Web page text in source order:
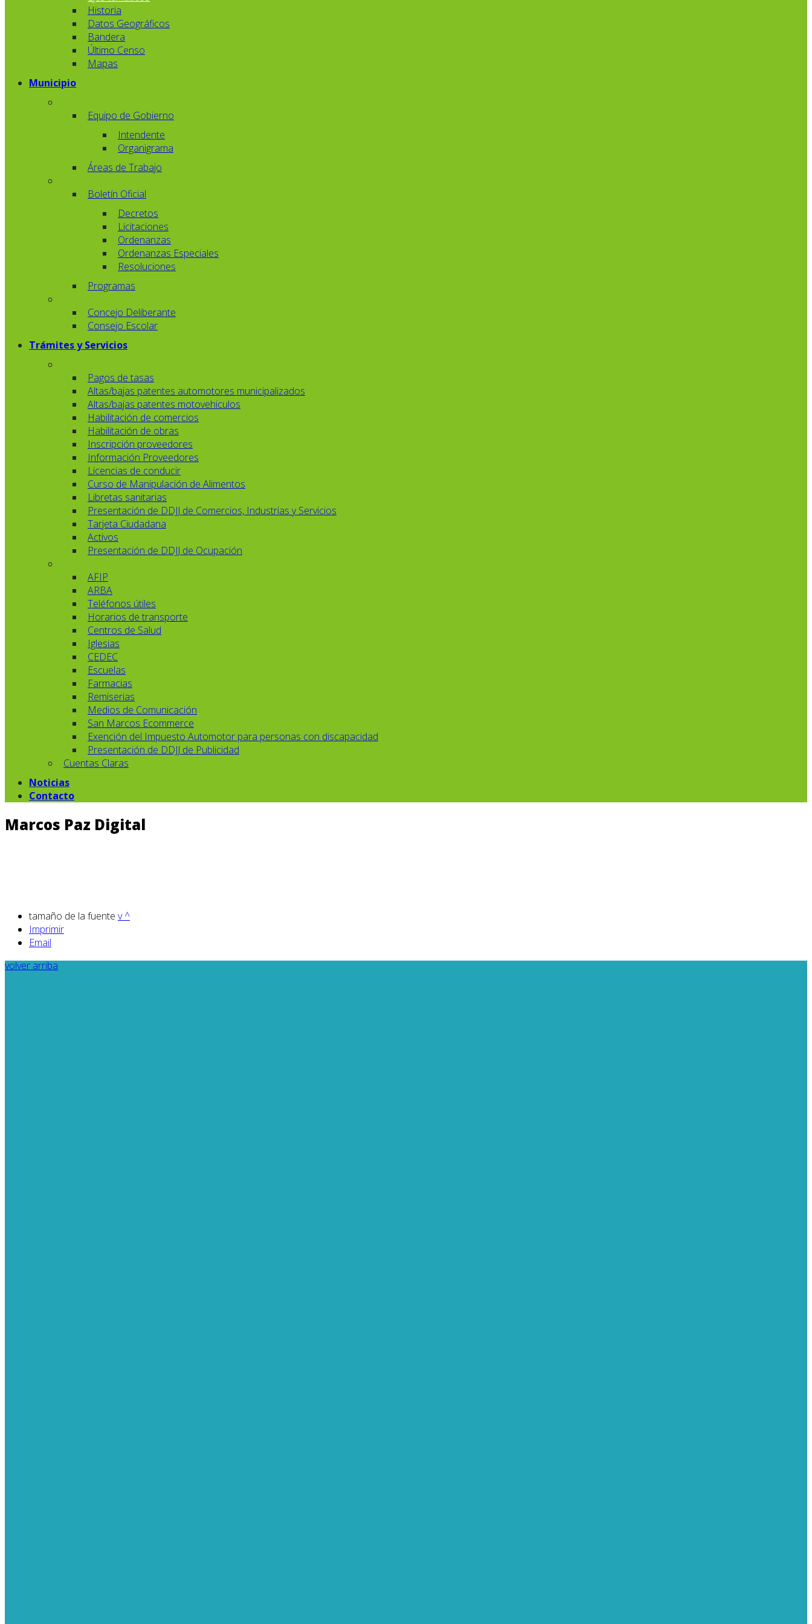
Historia
Datos Geográficos
Bandera
Último Censo
Mapas
Municipio
Equipo de Gobierno
Intendente
Organigrama
Áreas de Trabajo
Boletín Oficial
Decretos
Licitaciones
Ordenanzas
Ordenanzas Especiales
Resoluciones
Programas
Concejo Deliberante
Consejo Escolar
Trámites y Servicios
Pagos de tasas
Altas/bajas patentes automotores municipalizados
Altas/bajas patentes motovehiculos
Habilitación de comercios
Habilitación de obras
Inscripción proveedores
Información Proveedores
Licencias de conducir
Curso de Manipulación de Alimentos
Libretas sanitarias
Presentación de DDJJ de Comercios, Industrias y Servicios
Tarjeta Ciudadana
Activos
Presentación de DDJJ de Ocupación
AFIP
ARBA
Teléfonos útiles
Horarios de transporte
Centros de Salud
Iglesias
CEDEC
Escuelas
Farmacias
Remiserias
Medios de Comunicación
San Marcos Ecommerce
Exención del Impuesto Automotor para personas con discapacidad
Presentación de DDJJ de Publicidad
Cuentas Claras
Noticias
Contacto
Marcos Paz Digital
tamaño de la fuente v^
Imprimir
Email
volver arriba